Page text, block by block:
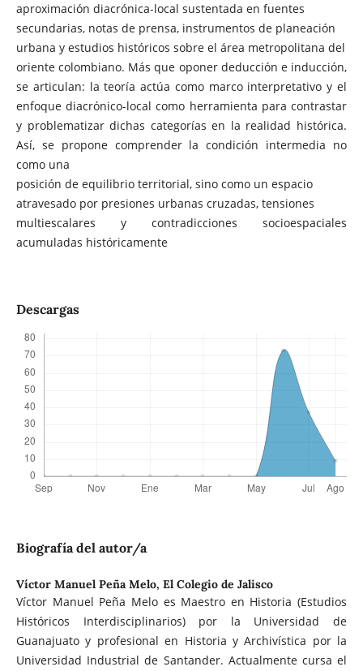
aproximación diacrónica-local sustentada en fuentes
secundarias, notas de prensa, instrumentos de planeación
urbana y estudios históricos sobre el área metropolitana del
oriente colombiano. Más que oponer deducción e inducción,
se articulan: la teoría actúa como marco interpretativo y el
enfoque diacrónico-local como herramienta para contrastar
y problematizar dichas categorías en la realidad histórica.
Así, se propone comprender la condición intermedia no
como una
posición de equilibrio territorial, sino como un espacio
atravesado por presiones urbanas cruzadas, tensiones
multiescalares y contradicciones socioespaciales
acumuladas históricamente
Descargas
Biografía del autor/a
Víctor Manuel Peña Melo, El Colegio de Jalisco
Víctor Manuel Peña Melo es Maestro en Historia (Estudios
Históricos Interdisciplinarios) por la Universidad de
Guanajuato y profesional en Historia y Archivística por la
Universidad Industrial de Santander. Actualmente cursa el